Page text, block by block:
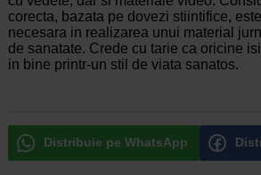
corecta, bazata pe dovezi stiintifice,
necesara in realizarea unui material
de sanatate. Crede cu tarie ca oricine
in bine printr-un stil de viata sanatos.
Distribuie pe WhatsApp